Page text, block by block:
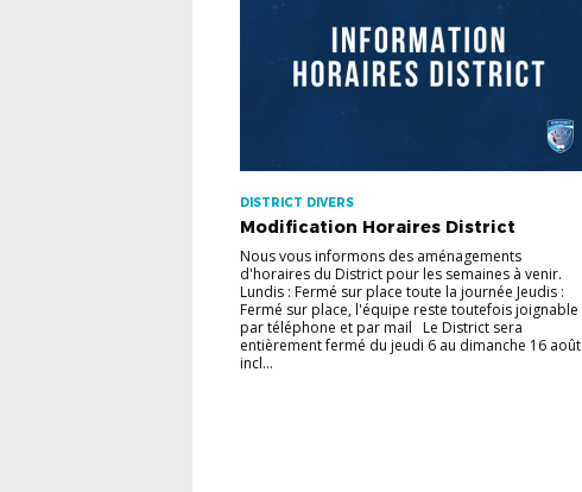
DISTRICT DIVERS
Modification Horaires District
Nous vous informons des aménagements
d'horaires du District pour les semaines à venir.
Lundis : Fermé sur place toute la journée Jeudis :
Fermé sur place, l'équipe reste toutefois joignable
par téléphone et par mail Le District sera
entièrement fermé du jeudi 6 au dimanche 16 août
incl...